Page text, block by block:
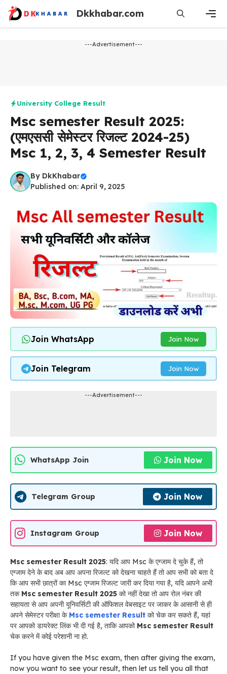
Skip
content
Dkkhabar.com
---Advertisement---
University College Result
Msc semester Result 2025:
(एमएससी सेमेस्टर रिजल्ट 2024-25)
Msc 1, 2, 3, 4 Semester Result
By DkKhabar
Published on: April 9, 2025
Join WhatsApp Join Now
Join Telegram Join Now
---Advertisement---
WhatsApp Join Join Now
Telegram Group Join Now
Instagram Group Join Now
Msc semester Result 2025: यदि आप Msc के एग्जाम दे चुके हैं, तो
एग्जाम देने के बाद अब आप अपना रिजल्ट को देखना चाहते हैं तो आप सभी को बता दे
कि आप सभी छात्रों का Msc एग्जाम रिजल्ट जारी कर दिया गया है, यदि आपने अभी
तक Msc semester Result 2025 को नहीं देखा तो आप रोल नंबर की
सहायता से आप अपनी यूनिवर्सिटी की ऑफिशल वेबसाइट पर जाकर के आसानी से ही
अपने सेमेस्टर परीक्षा के Msc semester Result को चेक कर सकते हैं, यहां
पर आपको डायरेक्ट लिंक भी दी गई है, ताकि आपको Msc semester Result
चेक करने में कोई परेशानी ना हो.
If you have given the Msc exam, then after giving the exam,
now you want to see your result, then let us tell you all that